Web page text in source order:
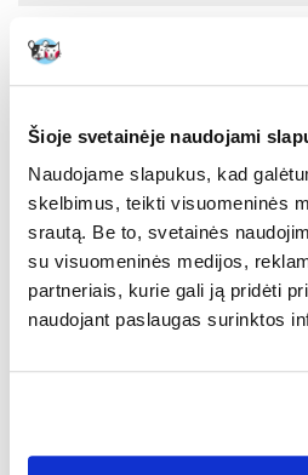
Šioje svetainėje naudojami
Naudojame slapukus, kad
skelbimus, teikti visuomeninės
srautą. Be to, svetainės
su visuomeninės medijos,
partneriais, kurie gali ją pridėti
naudojant paslaugas surinktos
Ingredientai
BALTYMŲ RŪŠIS: Paukštiena
APYKAITINĖ
ENERGIJA (KCAL/KG):
3815
RIEBALAI (%):
Kokios yra prekių vertinimo
Atsiliepimai